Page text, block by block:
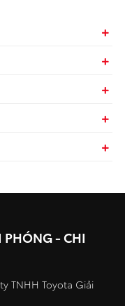
PHÓNG - CHI
TNHH Toyota Giải